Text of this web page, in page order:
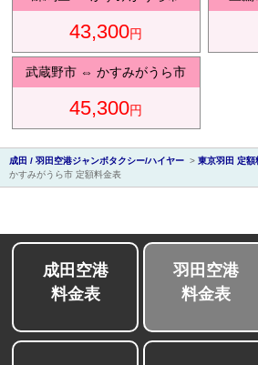
介
43,300円
武蔵野市 ⇔かすみがうら市
45,300円
成田 / 羽田空港ジャンボタクシー/ハイヤー > 東京羽田 定額
かすみがうら市 定額料金表
成田空港
料金表
羽田空港
料金表